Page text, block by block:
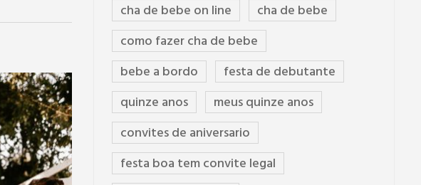
cha de bebe on line
cha de bebe
como fazer cha de bebe
bebe a bordo
festa de debutante
quinze anos
meus quinze anos
convites de aniversario
festa boa tem convite legal